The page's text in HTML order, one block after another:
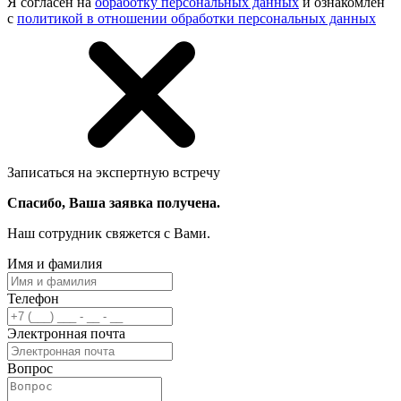
с политикой в отношении обработки персональных данных
Записаться на экспертную встречу
Спасибо, Ваша заявка получена.
Наш сотрудник свяжется с Вами.
Имя и фамилия
Телефон
Электронная почта
Вопрос